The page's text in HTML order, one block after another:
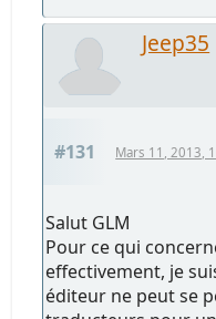
Jeep35
#131 Mars 11, 2013,
Salut GLM
Pour ce qui
effectivement, je
éditeur ne peut se